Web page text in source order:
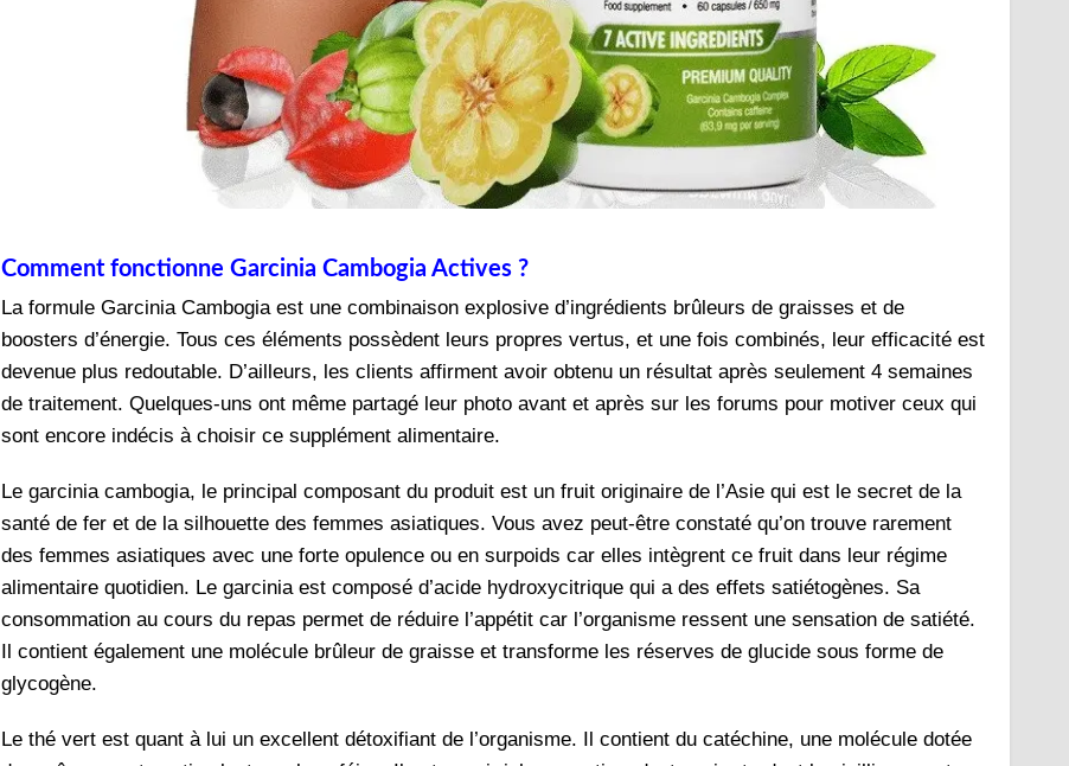
Comment fonctionne Garcinia Cambogia Actives ?
La formule Garcinia Cambogia est une combinaison explosive d’ingrédients brûleurs de graisses et de
boosters d’énergie. Tous ces éléments possèdent leurs propres vertus, et une fois combinés, leur efficacité est
devenue plus redoutable. D’ailleurs, les clients affirment avoir obtenu un résultat après seulement 4 semaines
de traitement. Quelques-uns ont même partagé leur photo avant et après sur les forums pour motiver ceux qui
sont encore indécis à choisir ce supplément alimentaire.
Le garcinia cambogia, le principal composant du produit est un fruit originaire de l’Asie qui est le secret de la
santé de fer et de la silhouette des femmes asiatiques. Vous avez peut-être constaté qu’on trouve rarement
des femmes asiatiques avec une forte opulence ou en surpoids car elles intègrent ce fruit dans leur régime
alimentaire quotidien. Le garcinia est composé d’acide hydroxycitrique qui a des effets satiétogènes. Sa
consommation au cours du repas permet de réduire l’appétit car l’organisme ressent une sensation de satiété.
Il contient également une molécule brûleur de graisse et transforme les réserves de glucide sous forme de
glycogène.
Le thé vert est quant à lui un excellent détoxifiant de l’organisme. Il contient du catéchine, une molécule dotée